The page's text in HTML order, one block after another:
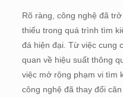
Rõ ràng, công nghệ đã
thiếu trong quá trình tìm
đá hiện đại. Từ việc cung
quan về hiệu suất thông
việc mở rộng phạm vi tìm
công nghệ đã thay đổi